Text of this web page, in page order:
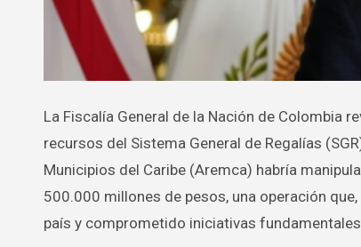
La Fiscalía General de la Nación de Colombia reveló un nuevo episodio de corrupción vinculado al uso indebido de los
recursos del Sistema General de Regalías
Municipios del Caribe (Aremca) habría
500.000 millones de pesos, una operación
país y comprometido iniciativas